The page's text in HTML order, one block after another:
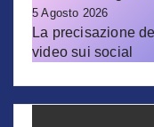
5 Agosto 2026
La precisazione
video sui social